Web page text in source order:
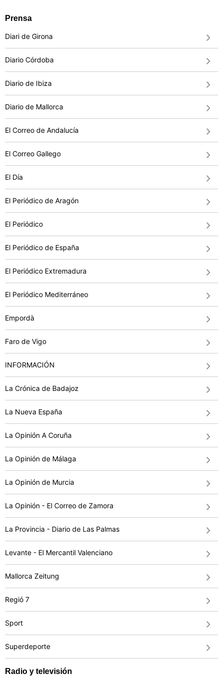
Prensa
Diari de Girona
Diario Córdoba
Diario de Ibiza
Diario de Mallorca
El Correo de Andalucía
El Correo Gallego
El Día
El Periódico de Aragón
El Periódico
El Periódico de España
El Periódico Extremadura
El Periódico Mediterráneo
Empordà
Faro de Vigo
INFORMACIÓN
La Crónica de Badajoz
La Nueva España
La Opinión A Coruña
La Opinión de Málaga
La Opinión de Murcia
La Opinión - El Correo de Zamora
La Provincia - Diario de Las Palmas
Levante - El Mercantil Valenciano
Mallorca Zeitung
Regió 7
Sport
Superdeporte
Radio y televisión